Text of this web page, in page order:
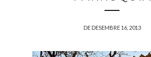
DE DESEMBRE 16, 2013